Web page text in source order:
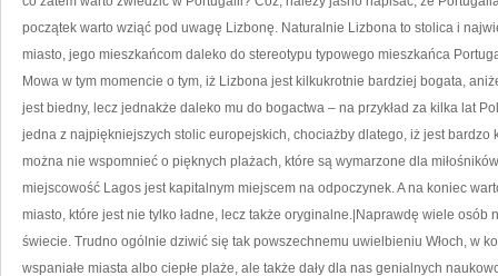
początek warto wziąć pod uwagę Lizbonę. Naturalnie Lizbona to stolica i
miasto, jego mieszkańcom daleko do stereotypu typowego mieszkańca
Mowa w tym momencie o tym, iż Lizbona jest kilkukrotnie bardziej bogata,
jest biedny, lecz jednakże daleko mu do bogactwa – na przykład za kilka lat
jedna z najpiękniejszych stolic europejskich, chociażby dlatego, iż jest bardzo
można nie wspomnieć o pięknych plażach, które są wymarzone dla
miejscowość Lagos jest kapitalnym miejscem na odpoczynek. A na koniec
miasto, które jest nie tylko ładne, lecz także oryginalne.|Naprawdę wiele osób
świecie. Trudno ogólnie dziwić się tak powszechnemu uwielbieniu Włoch, w
wspaniałe miasta albo ciepłe plaże, ale także dały dla nas genialnych